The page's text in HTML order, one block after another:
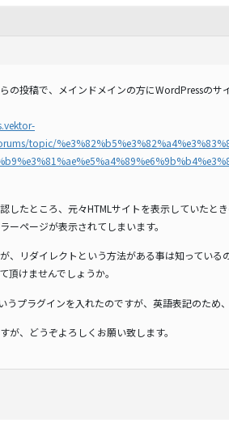
の投稿で、メインドメインの方にWordPressのサ
topic/
したところ、元々HTMLサイトを表示していたと
ーページが表示されてしまいます。
、リダイレクトという方法がある事は知ってい
頂けませんでしょうか。
うプラグインを入れたのですが、英語表記のため
が、どうぞよろしくお願い致します。